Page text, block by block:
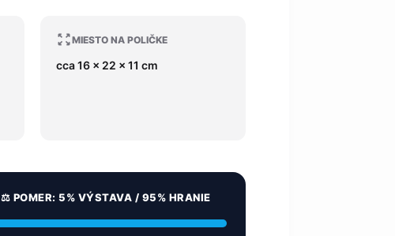
MIESTO NA POLIČKE
cca 16 x 22 x 11 cm
⚖️ POMER: 5% VÝSTAVA / 95% HRANIE